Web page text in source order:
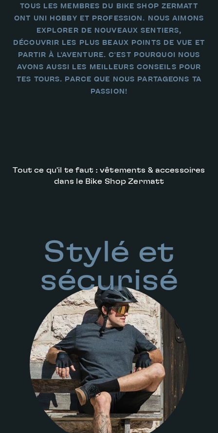
TOUS LES MEMBRES DU BIKE SHOP ZERMATT
ONT UNI HOBBY ET PROFESSION. NOUS AIMONS
EXPLORER DE NOUVEAUX SENTIERS,
DÉCOUVRIR LES PLUS BEAUX POINTS DE VUE ET
PARTIR À L'AVENTURE. C'EST POURQUOI NOUS
AVONS AUSSI LES MEILLEURS CONSEILS POUR
TES TOURS. PARCE QUE NOUS PARTAGEONS TA
PASSION!
Tout ce qu'il te faut : vêtements & accessoires
dans le Bike Shop Zermatt
Stylé et
sécurisé